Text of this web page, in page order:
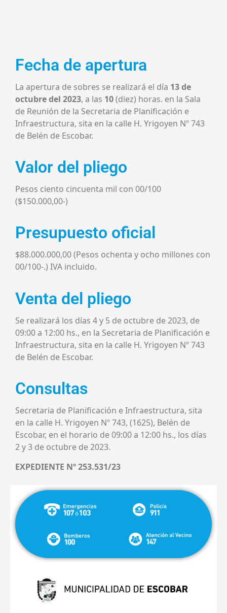
Fecha de apertura
La apertura de sobres se realizará el día 13 de
octubre del 2023, a las 10(diez) horas. en la Sala
de Reunión de la Secretaria de Planificación e
Infraestructura, sita en la calle H. Yrigoyen Nº 743
de Belén de Escobar.
Valor del pliego
Pesos ciento cincuenta mil con 00/100
($150.000,00-)
Presupuesto oficial
$88.000.000,00 (Pesos ochenta y ocho millones con
00/100-.) IVA incluido.
Venta del pliego
Se realizará los días 4 y 5 de octubre de 2023, de
09:00 a 12:00 hs., en la Secretaria de Planificación e
Infraestructura, sita en la calle H. Yrigoyen Nº 743
de Belén de Escobar.
Consultas
Secretaria de Planificación e Infraestructura, sita
en la calle H. Yrigoyen Nº 743, (1625), Belén de
Escobar, en el horario de 09:00 a 12:00 hs., los días
2 y 3 de octubre de 2023.
EXPEDIENTE Nº 253.531/23